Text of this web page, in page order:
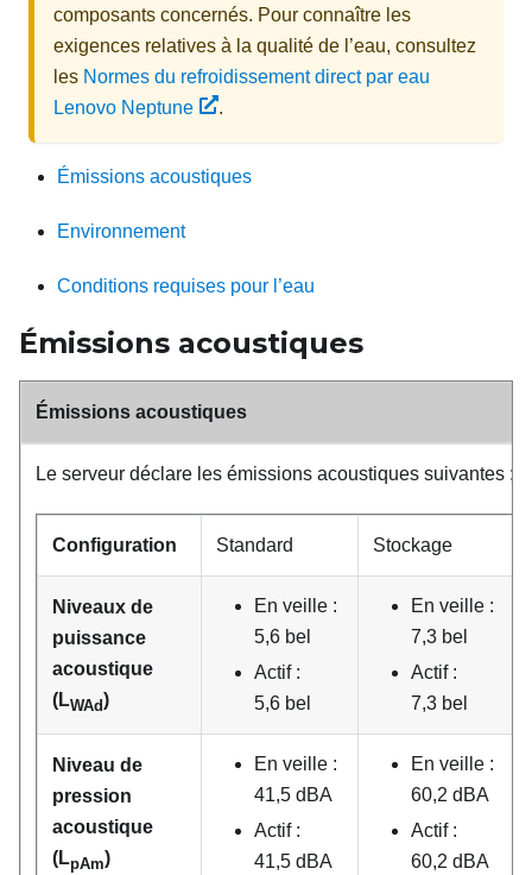
composants concernés. Pour connaître les
exigences relatives à la qualité de l’eau, consultez
les Normes du refroidissement direct par eau
Lenovo Neptune
.
Émissions acoustiques
Environnement
Conditions requises pour l’eau
Émissions acoustiques
Émissions acoustiques
Le serveur déclare les émissions acoustiques suivantes :
Configuration Standard Stockage
Niveaux de
puissance
acoustique
(LWAd)
En veille :
5,6 bel
Actif :
5,6 bel
En veille :
7,3 bel
Actif :
7,3 bel
Niveau de
pression
acoustique
(LpAm)
En veille :
41,5 dBA
Actif :
41,5 dBA
En veille :
60,2 dBA
Actif :
60,2 dBA